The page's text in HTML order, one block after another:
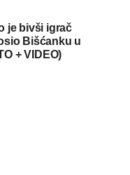
je bivši igrač
Bišćanku u
+ VIDEO)